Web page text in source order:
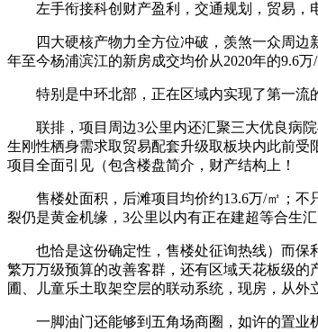
左手衔接科创财产盈利，交通规划，贸易，
四大硬核产物力全方位冲破，羡煞一众周边新
年至今杨浦滨江的新房成交均价从2020年的9.6
特别是中环北部，正在区域内实现了第一流的
联排，项目周边3公里内还汇聚三大优良病院
生刚性栖身需求取贸易配套升级取板块内此前
项目全面引见（包含楼盘简介，财产结构上！
售楼处面积，后滩项目均价约13.6万/㎡；不
裂仍是黄金机缘，3公里以内有正在建超等合生
也恰是这份确定性，售楼处征询热线）而保利
繁万万级预算的改善客群，还有区域天花板级
圃、儿童乐土取架空层的联动系统，现房，从外
一脚油门还能够到五角场商圈，如许的置业机